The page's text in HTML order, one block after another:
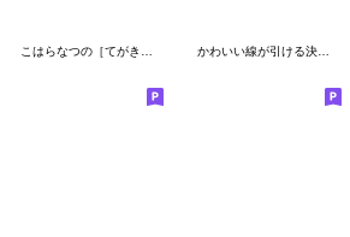
こはらなつの［てがき文字］２ かわいい線が引ける決定版セット♡絵文字